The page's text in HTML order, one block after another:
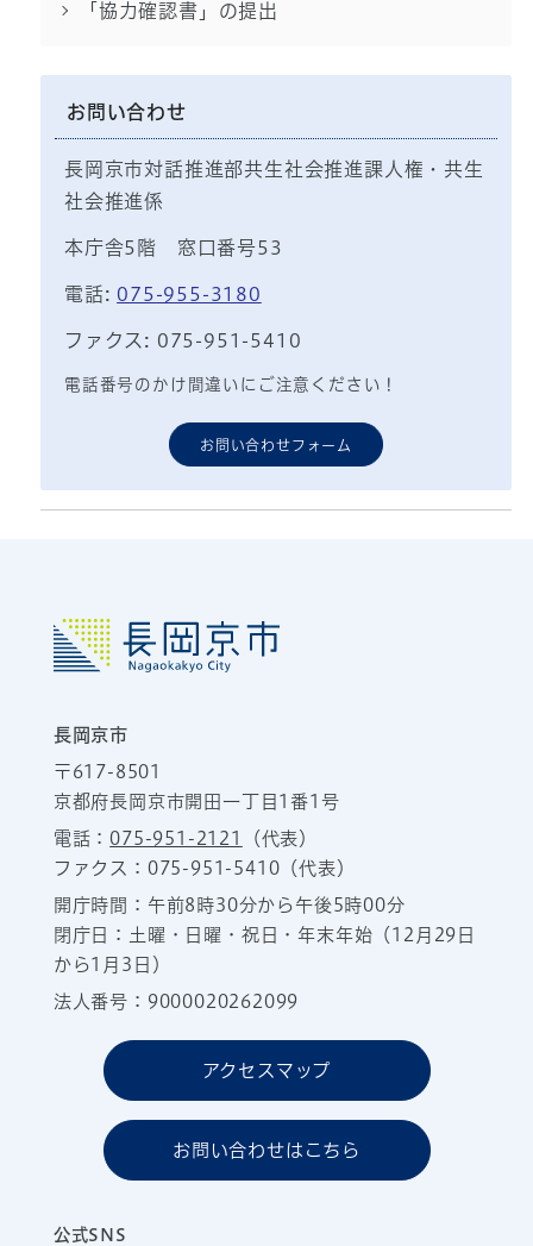
「協力確認書」の提出
お問い合わせ
長岡京市対話推進部共生社会推進課人権・共生
社会推進係
本庁舎5階 窓口番号53
電話: 075-955-3180
ファクス: 075-951-5410
電話番号のかけ間違いにご注意ください！
お問い合わせフォーム
長岡京市
〒617-8501
京都府長岡京市開田一丁目1番1号
電話：075-951-2121
（代表）
ファクス：075-951-5410（代表）
開庁時間：午前8時30分から午後5時00分
閉庁日：土曜・日曜・祝日・年末年始（12月29日
から1月3日）
法人番号：9000020262099
アクセスマップ
お問い合わせはこちら
公式SNS